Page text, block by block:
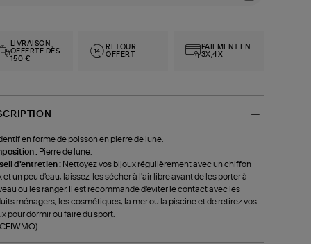
LIVRAISON
OFFERTE DÈS
150 €
RETOUR
OFFERT
PAIEMENT EN
3X,4X
en forme de poisson en pierre de lune.
: Pierre de lune.
d'entretien : Nettoyez vos bijoux régulièrement avec un chiffon
et un peu d'eau, laissez-les sécher à l'air libre avant de les porter à
ou les ranger. Il est recommandé d'éviter le contact avec les
ménagers, les cosmétiques, la mer ou la piscine et de retirez vos
pour dormir ou faire du sport.